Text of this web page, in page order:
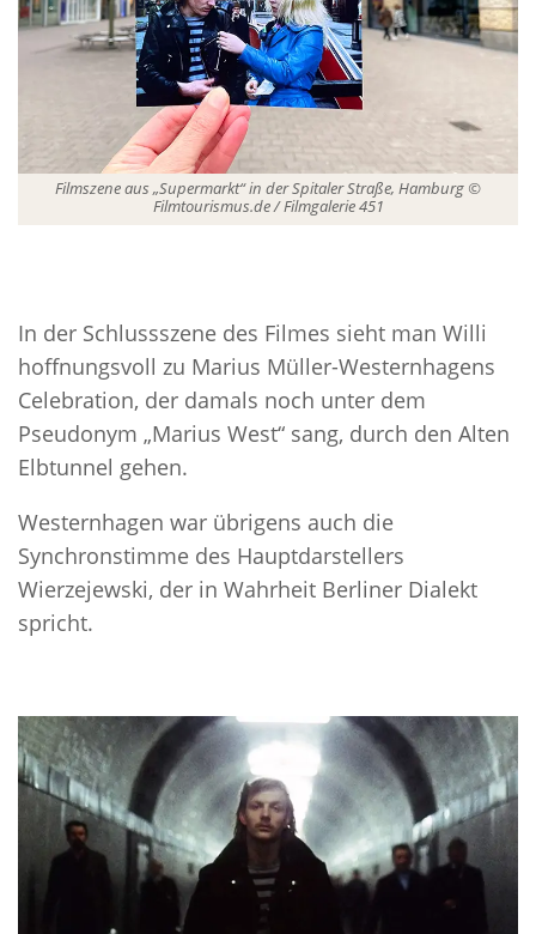
Filmszene aus „Supermarkt“ in der Spitaler Straße, Hamburg ©
Filmtourismus.de / Filmgalerie 451
In der Schlussszene des Filmes sieht man Willi
hoffnungsvoll zu Marius Müller-Westernhagens
Celebration, der damals noch unter dem
Pseudonym „Marius West“ sang, durch den Alten
Elbtunnel gehen.
Westernhagen war übrigens auch die
Synchronstimme des Hauptdarstellers
Wierzejewski, der in Wahrheit Berliner Dialekt
spricht.